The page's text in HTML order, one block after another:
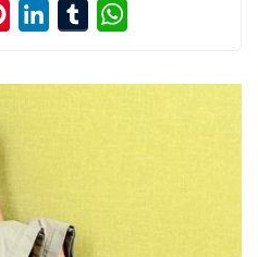
PinterestLinkedInTumblr